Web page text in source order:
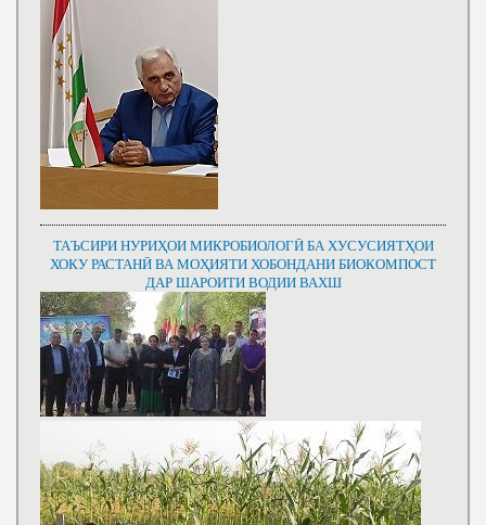
ТАЪСИРИ НУРИҲОИ МИКРОБИОЛОГӢ БА ХУСУСИЯТҲОИ
ХОКУ РАСТАНӢ ВА МОҲИЯТИ ХОБОНДАНИ БИОКОМПОСТ
ДАР ШАРОИТИ ВОДИИ ВАХШ